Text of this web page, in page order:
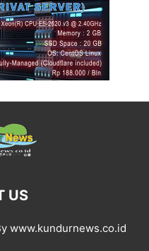
US
www.kundurnews.co.id